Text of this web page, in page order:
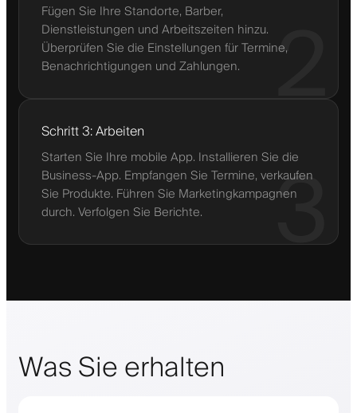
2
Fügen Sie Ihre Standorte, Barber,
Dienstleistungen und Arbeitszeiten hinzu.
Überprüfen Sie die Einstellungen für Termine,
Benachrichtigungen und Zahlungen.
3
Schritt 3: Arbeiten
Starten Sie Ihre mobile App. Installieren Sie die
Business-App. Empfangen Sie Termine, verkaufen
Sie Produkte. Führen Sie Marketingkampagnen
durch. Verfolgen Sie Berichte.
Was Sie erhalten